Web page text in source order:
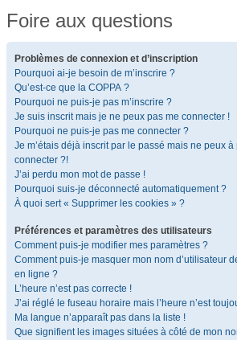
Foire aux questions
Problèmes de connexion et d’inscription
Pourquoi ai-je besoin de m’inscrire ?
Qu’est-ce que la COPPA ?
Pourquoi ne puis-je pas m’inscrire ?
Je suis inscrit mais je ne peux pas me connecter !
Pourquoi ne puis-je pas me connecter ?
Je m’étais déjà inscrit par le passé mais ne peux
connecter ?!
J’ai perdu mon mot de passe !
Pourquoi suis-je déconnecté automatiquement ?
À quoi sert « Supprimer les cookies » ?
Préférences et paramètres des utilisateurs
Comment puis-je modifier mes paramètres ?
Comment puis-je masquer mon nom d’utilisateur
en ligne ?
L’heure n’est pas correcte !
J’ai réglé le fuseau horaire mais l’heure n’est
Ma langue n’apparaît pas dans la liste !
Que signifient les images situées à côté de mon